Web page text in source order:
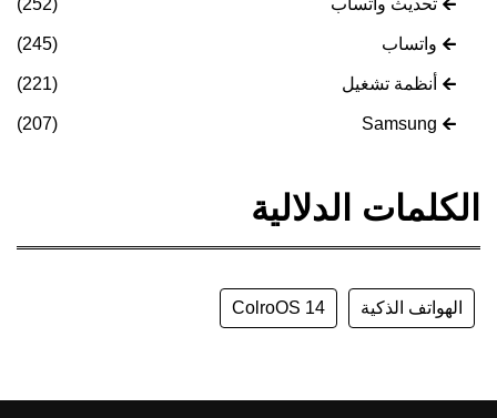
تحديث واتساب (252)
واتساب (245)
أنظمة تشغيل (221)
Samsung
(207)
الكلمات الدلالية
الهواتف الذكية ColroOS 14